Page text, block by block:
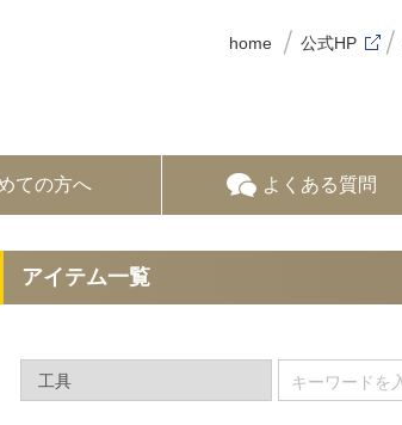
home 公式HP
ての方へ よくある質問
アイテム一覧